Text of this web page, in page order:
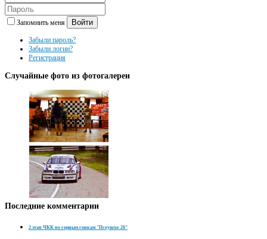
Запомнить меня Войти
Забыли пароль?
Забыли логин?
Регистрация
Случайные фото из фотогалереи
Последние комментарии
2 этап ЧКК по горным гонкам "Псеушхо-26"